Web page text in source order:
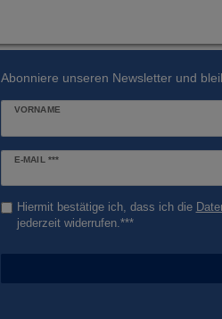
Abonniere unseren Newsletter und
VORNAME
E-MAIL ***
Newsletter
Hiermit bestätige ich, dass ich die
jederzeit widerrufen.***